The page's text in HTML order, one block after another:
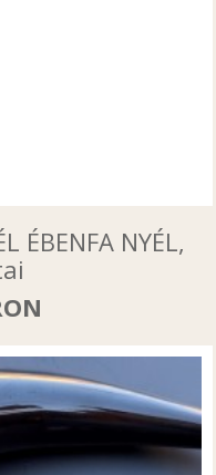
ÉBENFA NYÉL,